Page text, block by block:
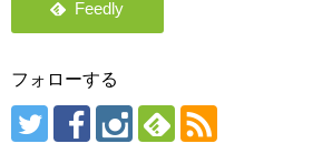
フォローする